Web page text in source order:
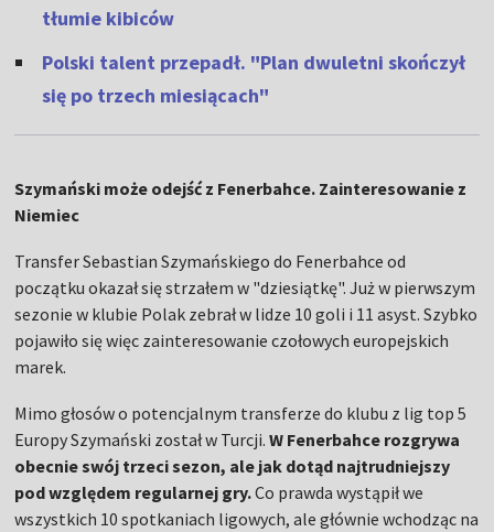
tłumie kibiców
Polski talent przepadł. "Plan dwuletni skończył
się po trzech miesiącach"
Szymański może odejść z Fenerbahce. Zainteresowanie z
Niemiec
Transfer Sebastian Szymańskiego do Fenerbahce od
początku okazał się strzałem w "dziesiątkę". Już w pierwszym
sezonie w klubie Polak zebrał w lidze 10 goli i 11 asyst. Szybko
pojawiło się więc zainteresowanie czołowych europejskich
marek.
Mimo głosów o potencjalnym transferze do klubu z lig top 5
Europy Szymański został w Turcji.W Fenerbahce rozgrywa
obecnie swój trzeci sezon, ale jak dotąd najtrudniejszy
pod względem regularnej gry.Co prawda wystąpił we
wszystkich 10 spotkaniach ligowych, ale głównie wchodząc na